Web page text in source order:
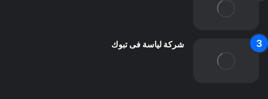
شركة لياسة فى تبوك